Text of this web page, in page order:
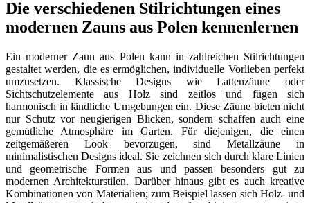
Die verschiedenen Stilrichtungen eines
modernen Zauns aus Polen kennenlernen
Ein moderner Zaun aus Polen kann in zahlreichen Stilrichtungen
gestaltet werden, die es ermöglichen, individuelle Vorlieben perfekt
umzusetzen. Klassische Designs wie Lattenzäune oder
Sichtschutzelemente aus Holz sind zeitlos und fügen sich
harmonisch in ländliche Umgebungen ein. Diese Zäune bieten nicht
nur Schutz vor neugierigen Blicken, sondern schaffen auch eine
gemütliche Atmosphäre im Garten. Für diejenigen, die einen
zeitgemäßeren Look bevorzugen, sind Metallzäune in
minimalistischen Designs ideal. Sie zeichnen sich durch klare Linien
und geometrische Formen aus und passen besonders gut zu
modernen Architekturstilen. Darüber hinaus gibt es auch kreative
Kombinationen von Materialien; zum Beispiel lassen sich Holz- und